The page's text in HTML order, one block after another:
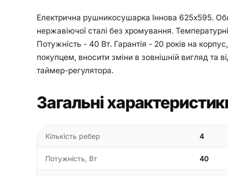
Електрична рушникосушарка Іннова 625х595.
нержавіючої сталі без хромування.
Потужність - 40 Вт. Гарантія - 20 років на
покупцем, вносити зміни в зовнішній вигляд та
таймер-регулятора.
Загальні
Кількість ребер 4
Потужність, Вт 40